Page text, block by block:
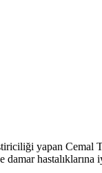
yapan Cemal
damar